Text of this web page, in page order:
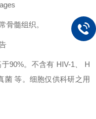
骨髓组织。
90%。不含有 HIV-1、 H
菌 等。细胞仅供科研之用